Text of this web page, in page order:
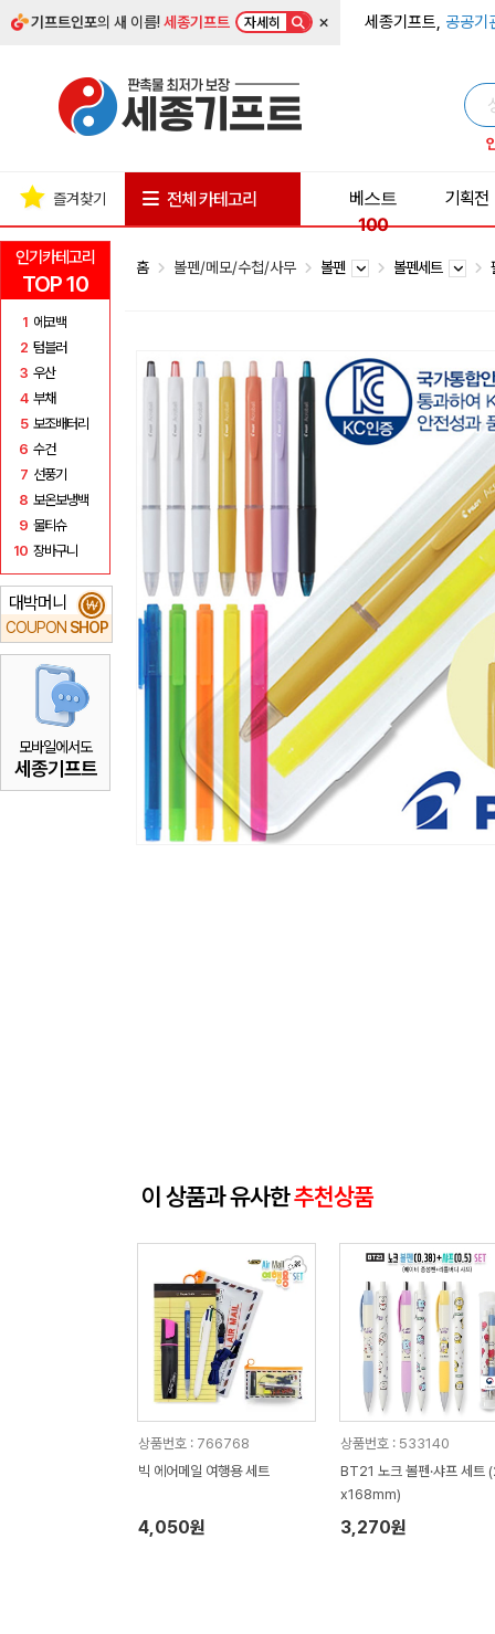
기프트인포의 새 이름!세종기프트 자세히 × 세종기프트, 공공기
인기카테고리
TOP 10
1 에코백
2 텀블러
3 우산
4 부채
5 보조배터리
6 수건
7 선풍기
8 보온보냉백
9 물티슈
10 장바구니
대박머니
COUPON SHOP
₩
모바일에서도
세종기프트
즐겨찾기 전체 카테고리
베스트
100
기획전
홈 볼펜/메모/수첩/사무 볼펜 볼펜세트
이 상품과 유사한추천상품
상품번호 : 766768
빅 에어메일 여행용 세트
4,050원
상품번호 : 533140
BT21 노크 볼펜·샤프 세트
x168mm)
3,270원